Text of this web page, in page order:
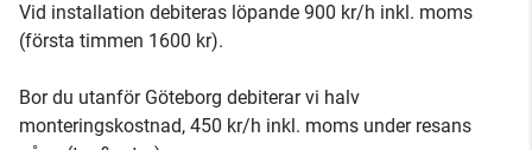
Vid installation debiteras löpande 900 kr/h inkl. moms
(första timmen 1600 kr).
Bor du utanför Göteborg debiterar vi halv
monteringskostnad, 450 kr/h inkl. moms under resans